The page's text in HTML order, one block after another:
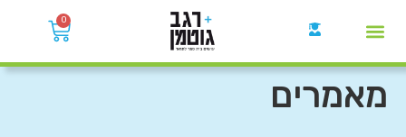
0
מאמרים